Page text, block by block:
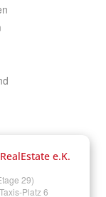
e.K.
29)
Platz 6